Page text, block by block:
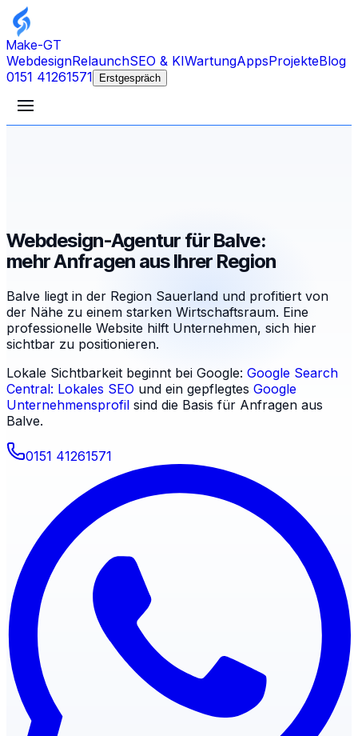
Make-GT
WebdesignRelaunchSEO & KIWartungAppsProjekteBlog
0151 41261571
Erstgespräch
Webdesign-Agentur für Balve:
mehr Anfragen aus Ihrer Region
Balve liegt in der Region Sauerland und profitiert von
der Nähe zu einem starken Wirtschaftsraum. Eine
professionelle Website hilft Unternehmen, sich hier
sichtbar zu positionieren.
Lokale Sichtbarkeit beginnt bei Google: Google Search
Central: Lokales SEO und ein gepflegtes Google
Unternehmensprofil sind die Basis für Anfragen aus
Balve.
0151 41261571